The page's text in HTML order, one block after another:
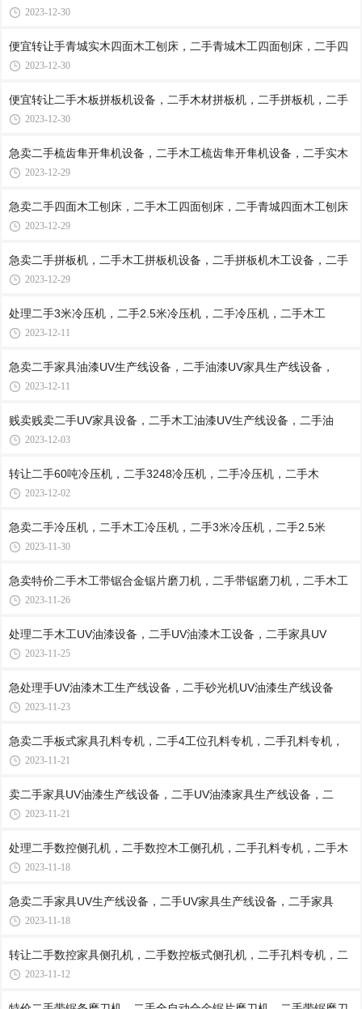
2023-12-30
便宜转让手青城实木四面木工刨床，二手青城木工四面刨床，二手四
2023-12-30
便宜转让二手木板拼板机设备，二手木材拼板机，二手拼板机，二手
2023-12-30
急卖二手梳齿隼开隼机设备，二手木工梳齿隼开隼机设备，二手实木
2023-12-29
急卖二手四面木工刨床，二手木工四面刨床，二手青城四面木工刨床
2023-12-29
急卖二手拼板机，二手木工拼板机设备，二手拼板机木工设备，二手
2023-12-29
处理二手3米冷压机，二手2.5米冷压机，二手冷压机，二手木工
2023-12-11
急卖二手家具油漆UV生产线设备，二手油漆UV家具生产线设备，
2023-12-11
贱卖贱卖二手UV家具设备，二手木工油漆UV生产线设备，二手油
2023-12-03
转让二手60吨冷压机，二手3248冷压机，二手冷压机，二手木
2023-12-02
急卖二手冷压机，二手木工冷压机，二手3米冷压机，二手2.5米
2023-11-30
急卖特价二手木工带锯合金锯片磨刀机，二手带锯磨刀机，二手木工
2023-11-26
处理二手木工UV油漆设备，二手UV油漆木工设备，二手家具UV
2023-11-25
急处理手UV油漆木工生产线设备，二手砂光机UV油漆生产线设备
2023-11-23
急卖二手板式家具孔料专机，二手4工位孔料专机，二手孔料专机，
2023-11-21
卖二手家具UV油漆生产线设备，二手UV油漆家具生产线设备，二
2023-11-21
处理二手数控侧孔机，二手数控木工侧孔机，二手孔料专机，二手木
2023-11-18
急卖二手家具UV生产线设备，二手UV家具生产线设备，二手家具
2023-11-18
转让二手数控家具侧孔机，二手数控板式侧孔机，二手孔料专机，二
2023-11-12